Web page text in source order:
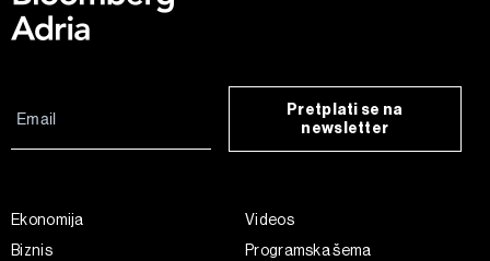
Pretplati se na
newsletter
Ekonomija
Biznis
Videos
Programska šema